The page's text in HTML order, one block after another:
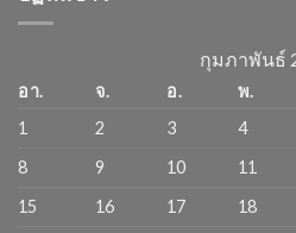
กุมภาพันธ์
อา. จ. อ. พ.
1
2 3 4
8
9 10 11
15
16 17 18